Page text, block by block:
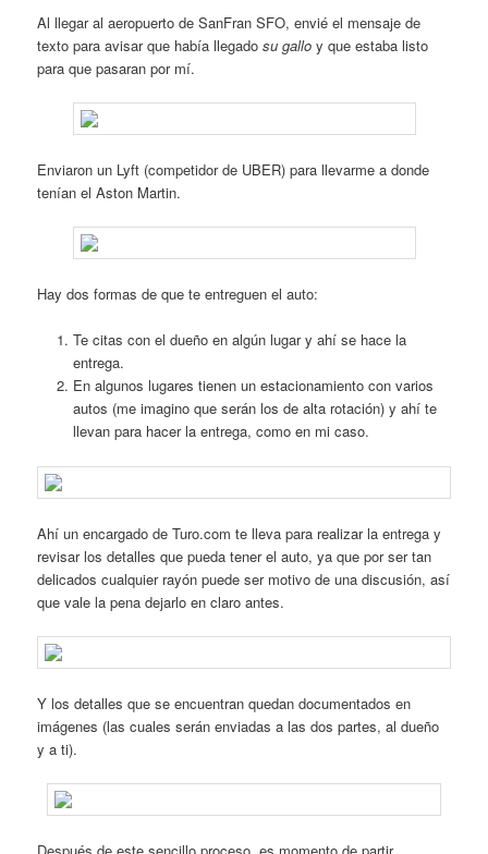
Al llegar al aeropuerto de SanFran SFO, envié el mensaje de
texto para avisar que había llegadosu gallo y que estaba listo
para que pasaran por mí.
Enviaron un Lyft (competidor de UBER) para llevarme a donde
tenían el Aston Martin.
Hay dos formas de que te entreguen el auto:
Te citas con el dueño en algún lugar y ahí se hace la
entrega.
En algunos lugares tienen un estacionamiento con varios
autos (me imagino que serán los de alta rotación) y ahí te
llevan para hacer la entrega, como en mi caso.
Ahí un encargado de Turo.com te lleva para realizar la entrega y
revisar los detalles que pueda tener el auto, ya que por ser tan
delicados cualquier rayón puede ser motivo de una discusión, así
que vale la pena dejarlo en claro antes.
Y los detalles que se encuentran quedan documentados en
imágenes (las cuales serán enviadas a las dos partes, al dueño
y a ti).